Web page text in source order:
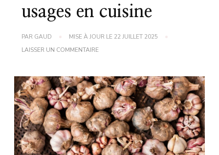
usages en cuisine
PAR GAUD MISE À JOUR LE 22 JUILLET 2025
LAISSER UN COMMENTAIRESUR
:
DÉCOUVREZ
SES
MULTIPLES
BIENFAITS
ET
USAGES
EN
CUISINE